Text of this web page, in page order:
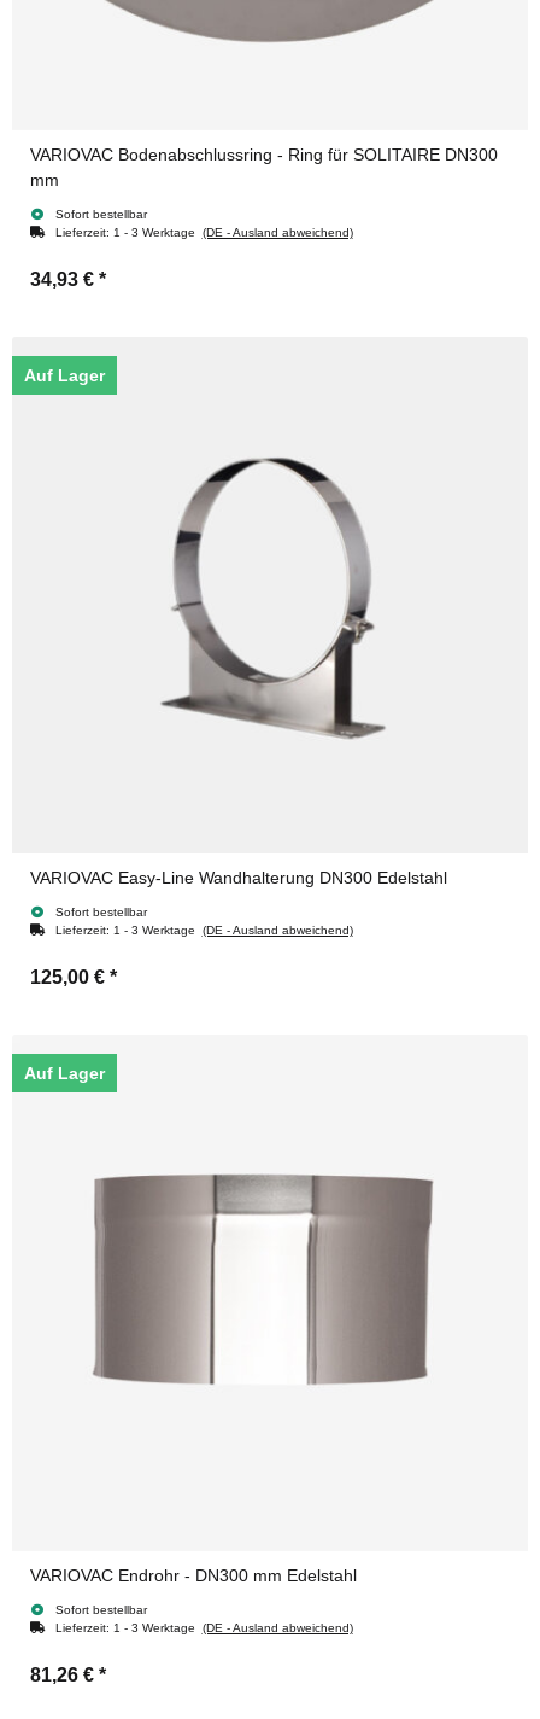
VARIOVAC Bodenabschlussring - Ring für SOLITAIRE DN300
mm
Sofort bestellbar
Lieferzeit: 1 - 3 Werktage (DE - Ausland abweichend)
34,93 € *
Auf Lager
VARIOVAC Easy-Line Wandhalterung DN300 Edelstahl
Sofort bestellbar
Lieferzeit: 1 - 3 Werktage (DE - Ausland abweichend)
125,00 € *
Auf Lager
VARIOVAC Endrohr - DN300 mm Edelstahl
Sofort bestellbar
Lieferzeit: 1 - 3 Werktage (DE - Ausland abweichend)
81,26 € *